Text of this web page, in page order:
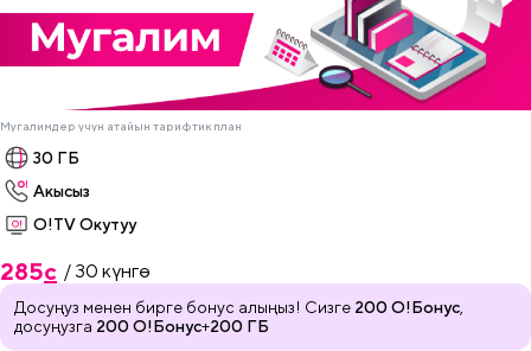
Мугалимдер үчүн атайын тарифтик план
30 ГБ
Акысыз
О!TV Окутуу
285c / 30 күнгө
Досуңуз менен бирге бонус алыңыз! Сизге 200 О!Бонус
досуңузга 200 О!Бонус+200 ГБ